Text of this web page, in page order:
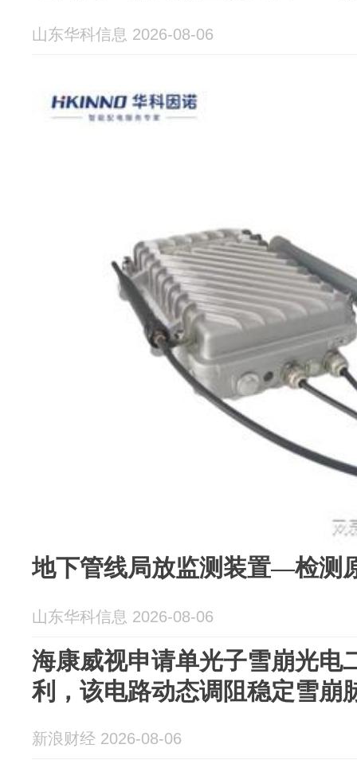
山东华科信息 2026-08-06
地下管线局放监测装置—检测
山东华科信息 2026-08-06
海康威视申请单光子雪崩光电
利，该电路动态调阻稳定雪崩
新浪财经 2026-08-06